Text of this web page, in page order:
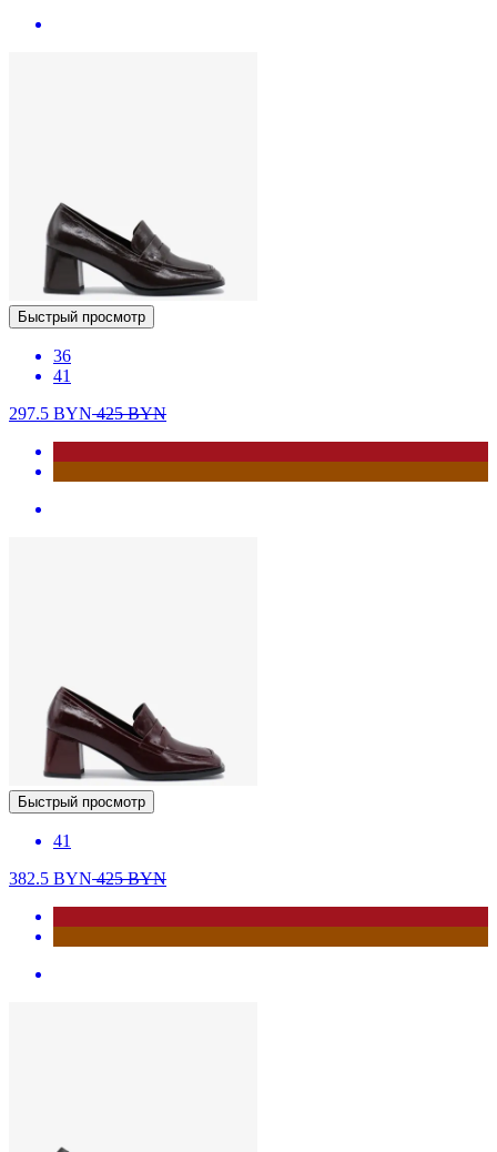
Быстрый просмотр
36
41
297.5 BYN425BYN
Быстрый просмотр
41
382.5 BYN425BYN